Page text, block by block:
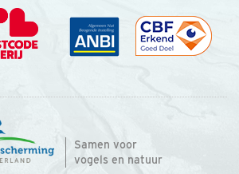
Samen voor
vogels en natuur